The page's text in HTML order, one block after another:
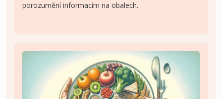
porozumění informacím na obalech.